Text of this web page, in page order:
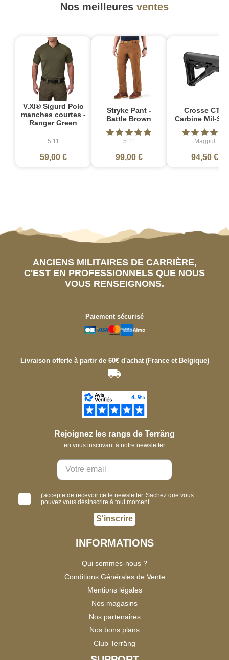
Nos meilleures ventes
V.XI® Sigurd Polo
manches courtes -
Ranger Green
5.11
59,00 €
Stryke Pant -
Battle Brown
5.11
99,00 €
Crosse CTR
Carbine Mil-
Magpul
94,50 €
ANCIENS MILITAIRES DE CARRIÈRE,
C'EST EN PROFESSIONNELS QUE NOUS
VOUS RENSEIGNONS.
Paiement sécurisé
Livraison offerte à partir de 60€ d'achat (France et Belgique)
Rejoignez les rangs de Terräng
en vous inscrivant à notre newsletter
j'accepte de recevoir cette newsletter. Sachez que vous
pouvez vous désinscrire à tout moment.
S'inscrire
INFORMATIONS
Qui sommes-nous ?
Conditions Générales de Vente
Mentions légales
Nos magasins
Nos partenaires
Nos bons plans
Club Terräng